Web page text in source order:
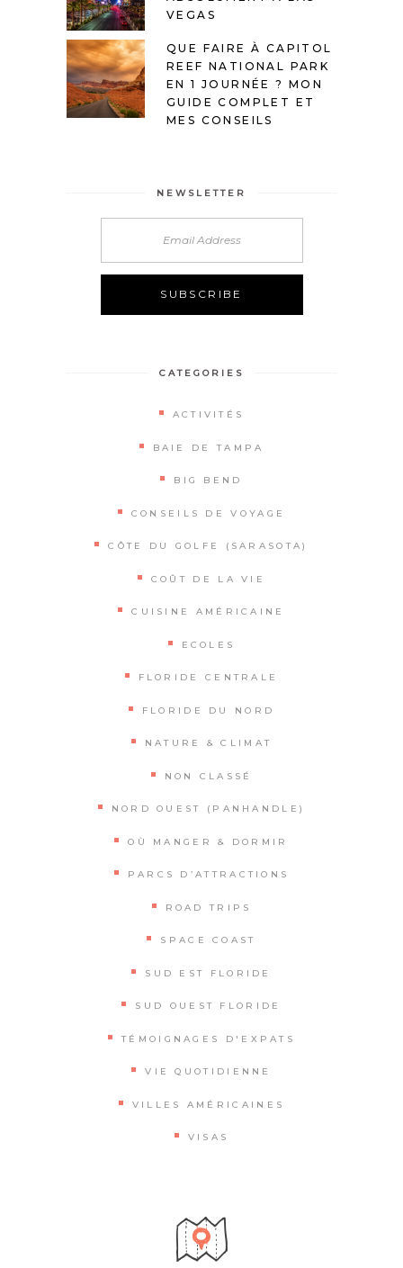
VEGAS
QUE FAIRE À CAPITOL
REEF NATIONAL PARK
EN 1 JOURNÉE ? MON
GUIDE COMPLET ET
MES CONSEILS
NEWSLETTER
CATEGORIES
ACTIVITÉS
BAIE DE TAMPA
BIG BEND
CONSEILS DE VOYAGE
CÔTE DU GOLFE (SARASOTA)
COÛT DE LA VIE
CUISINE AMÉRICAINE
ECOLES
FLORIDE CENTRALE
FLORIDE DU NORD
NATURE & CLIMAT
NON CLASSÉ
NORD OUEST (PANHANDLE)
OÙ MANGER & DORMIR
PARCS D’ATTRACTIONS
ROAD TRIPS
SPACE COAST
SUD EST FLORIDE
SUD OUEST FLORIDE
TÉMOIGNAGES D'EXPATS
VIE QUOTIDIENNE
VILLES AMÉRICAINES
VISAS